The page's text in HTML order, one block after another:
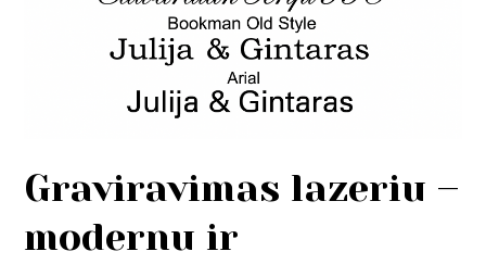
Graviravimas lazeriu –
modernu ir